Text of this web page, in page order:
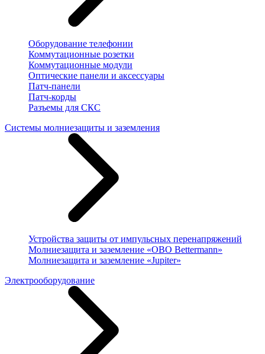
Оборудование телефонии
Коммутационные розетки
Коммутационные модули
Оптические панели и аксессуары
Патч-панели
Патч-корды
Разъемы для СКС
Системы молниезащиты и заземления
Устройства защиты от импульсных перенапряжений
Молниезащита и заземление «OBO Bettermann»
Молниезащита и заземление «Jupiter»
Электрооборудование